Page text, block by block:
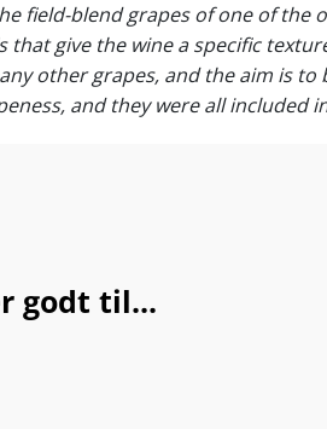
field-blend grapes of one of the
that give the wine a specific
other grapes, and the aim is to
and they were all included
godt til...